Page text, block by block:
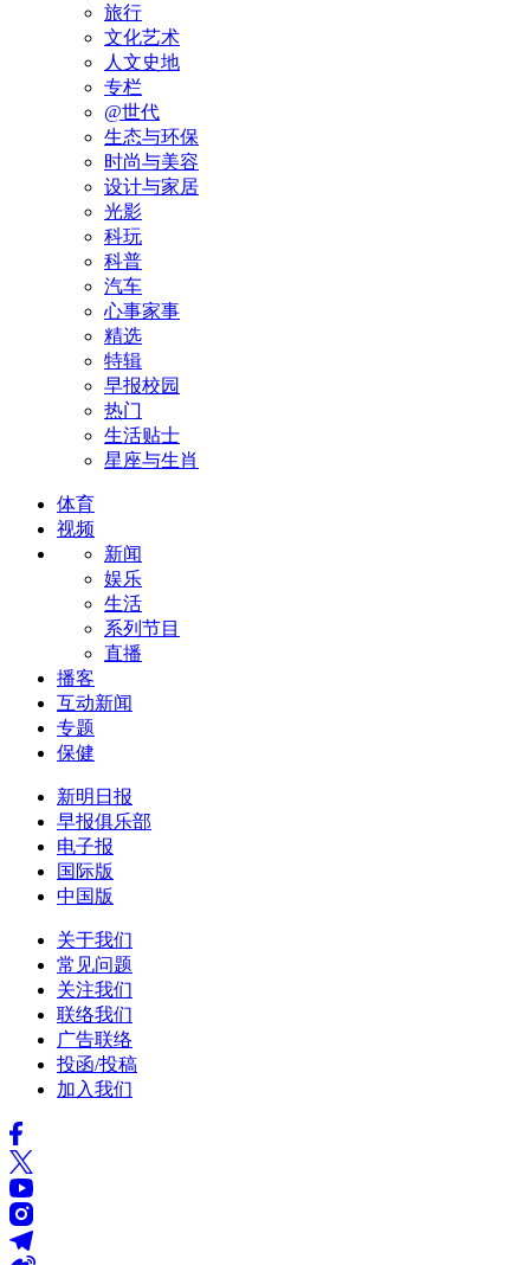
旅行
文化艺术
人文史地
专栏
@世代
生态与环保
时尚与美容
设计与家居
光影
科玩
科普
汽车
心事家事
精选
特辑
早报校园
热门
生活贴士
星座与生肖
体育
视频
新闻
娱乐
生活
系列节目
直播
播客
互动新闻
专题
保健
新明日报
早报俱乐部
电子报
国际版
中国版
关于我们
常见问题
关注我们
联络我们
广告联络
投函/投稿
加入我们